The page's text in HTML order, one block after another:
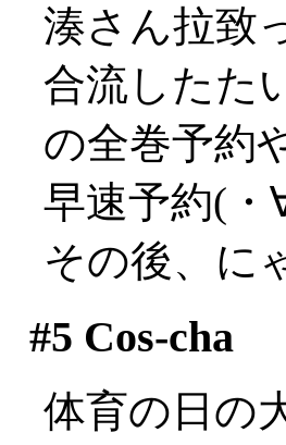
湊さん拉致
合流したた
の全巻予約
早速予約(
その後、に
#5 Cos-cha
体育の日の